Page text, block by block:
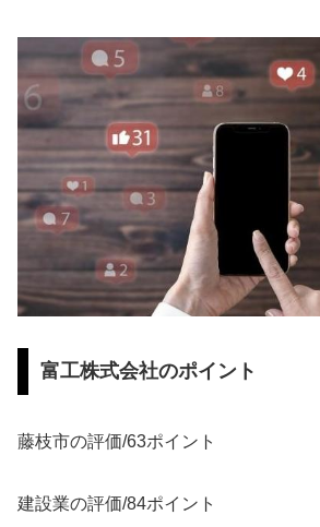
富工株式会社のポイント
藤枝市の評価/63ポイント
建設業の評価/84ポイント